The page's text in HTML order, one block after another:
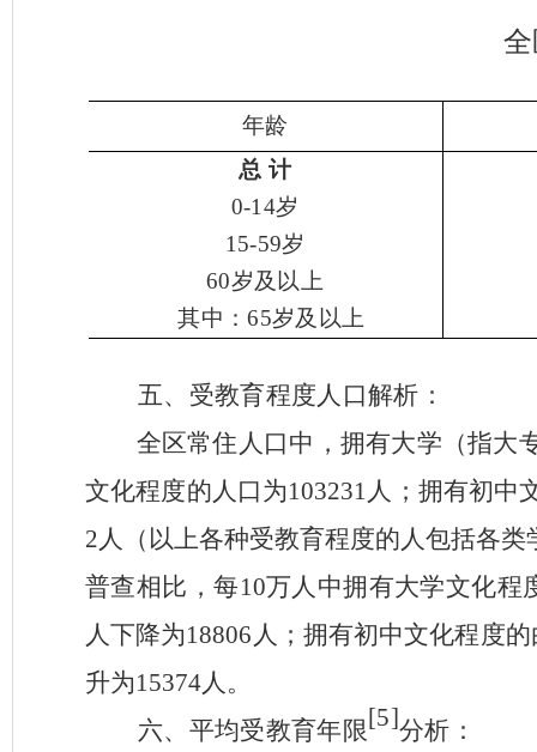
年龄
总 计
0-14岁
15-59岁
60岁及以上
其中：65岁及以上
五、受教育程度人口解析：
全区常住人口中，拥有大学（指大
文化程度的人口为103231人；拥有初中
2人（以上各种受教育程度的人包括各
普查相比，每10万人中拥有大学文化程
人下降为18806 人 ；拥有初中文化程度的
升为15374人。
六、平均受教育年限[5]分析：